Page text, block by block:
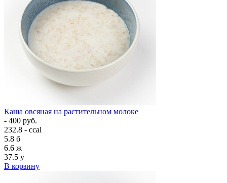
Каша овсяная на растительном молоке
- 400 руб.
232.8 - ccal
5.8 б
6.6 ж
37.5 у
В корзину